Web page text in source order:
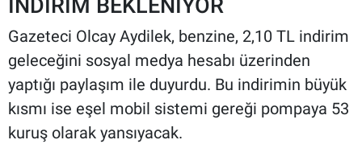
İNDİRİM BEKLENİYOR
Gazeteci Olcay Aydilek, benzine, 2,10 TL indirim
geleceğini sosyal medya hesabı üzerinden
yaptığı paylaşım ile duyurdu. Bu indirimin büyük
kısmı ise eşel mobil sistemi gereği pompaya 53
kuruş olarak yansıyacak.